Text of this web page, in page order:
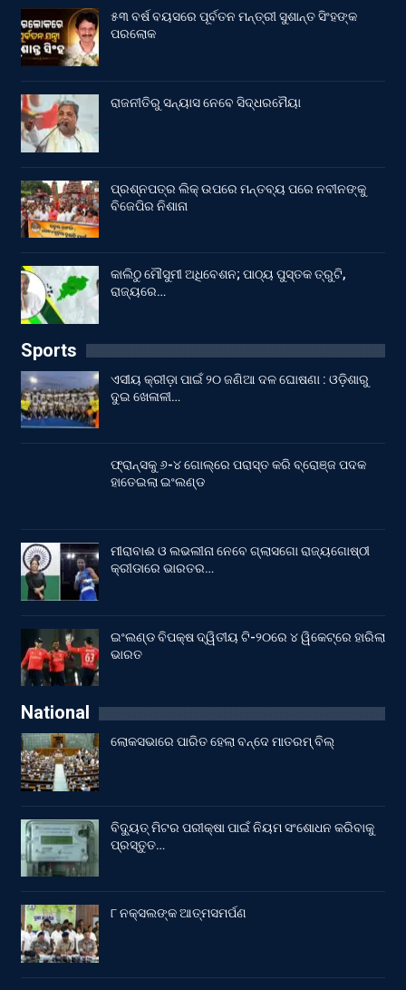
୫୩ ବର୍ଷ ବୟସରେ ପୂର୍ବତନ ମନ୍ତ୍ରୀ ସୁଶାନ୍ତ ସିଂହଙ୍କ
ପରଲୋକ
ରାଜନୀତିରୁ ସନ୍ୟାସ ନେବେ ସିଦ୍ଧରମୈୟା
ପ୍ରଶ୍ନପତ୍ର ଲିକ୍ ଉପରେ ମନ୍ତବ୍ୟ ପରେ ନବୀନଙ୍କୁ
ବିଜେପିର ନିଶାନା
କାଲିଠୁ ମୌସୁମୀ ଅଧିବେଶନ; ପାଠ୍ୟ ପୁସ୍ତକ ତ୍ରୁଟି,
ରାଜ୍ୟରେ…
Sports
ଏସୀୟ କ୍ରୀଡ଼ା ପାଇଁ ୨୦ ଜଣିଆ ଦଳ ଘୋଷଣା : ଓଡ଼ିଶାରୁ
ଦୁଇ ଖେଳାଳୀ…
ଫ୍ରାନ୍ସକୁ ୬-୪ ଗୋଲ୍‌ରେ ପରାସ୍ତ କରି ବ୍ରୋଞ୍ଜ ପଦକ
ହାତେଇଲା ଇଂଲଣ୍ଡ
ମୀରାବାଈ ଓ ଲଭଲୀନା ନେବେ ଗ୍ଲାସଗୋ ରାଜ୍ୟଗୋଷ୍ଠୀ
କ୍ରୀଡାରେ ଭାରତର…
ଇଂଲଣ୍ଡ ବିପକ୍ଷ ଦ୍ୱିତୀୟ ଟି-୨୦ରେ ୪ ୱିକେଟ୍‌ରେ ହାରିଲା
ଭାରତ
National
ଲୋକସଭାରେ ପାରିତ ହେଲା ବନ୍ଦେ ମାତରମ୍‌ ବିଲ୍‌
ବିଦ୍ୟୁତ୍ ମିଟର ପରୀକ୍ଷା ପାଇଁ ନିୟମ ସଂଶୋଧନ କରିବାକୁ
ପ୍ରସ୍ତୁତ…
୮ ନକ୍ସଲଙ୍କ ଆତ୍ମସମର୍ପଣ